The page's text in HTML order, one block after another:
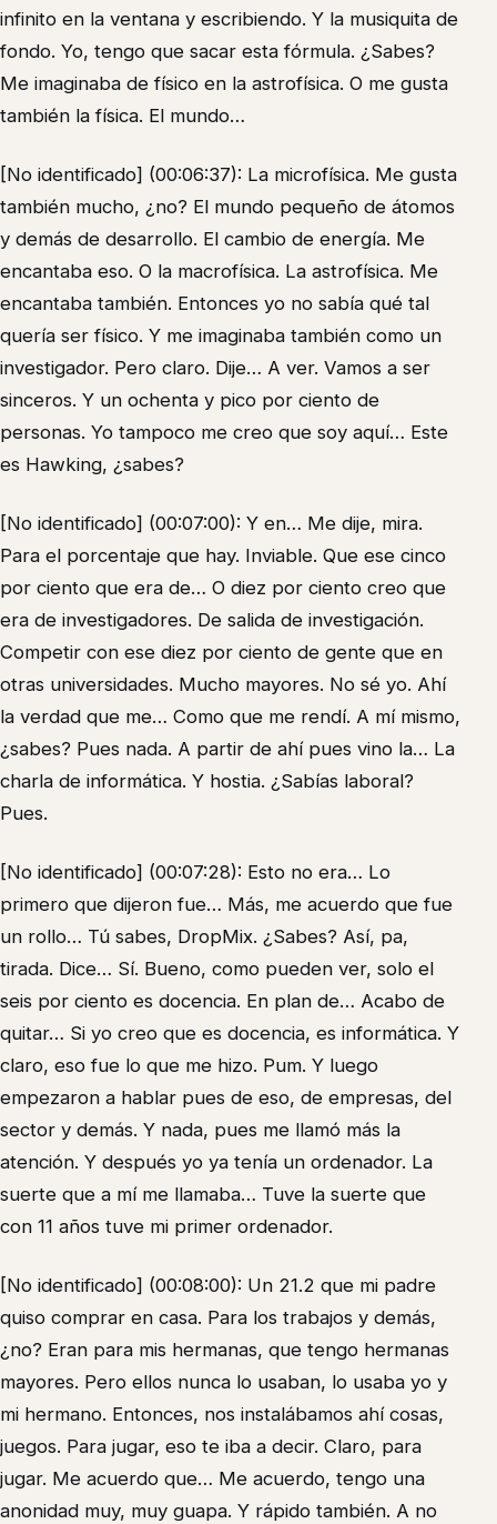
infinito en la ventana y escribiendo. Y la musiquita de
fondo. Yo, tengo que sacar esta fórmula. ¿Sabes?
Me imaginaba de físico en la astrofísica. O me gusta
también la física. El mundo…
[No identificado] (00:06:37): La microfísica. Me gusta
también mucho, ¿no? El mundo pequeño de átomos
y demás de desarrollo. El cambio de energía. Me
encantaba eso. O la macrofísica. La astrofísica. Me
encantaba también. Entonces yo no sabía qué tal
quería ser físico. Y me imaginaba también como un
investigador. Pero claro. Dije… A ver. Vamos a ser
sinceros. Y un ochenta y pico por ciento de
personas. Yo tampoco me creo que soy aquí… Este
es Hawking, ¿sabes?
[No identificado] (00:07:00): Y en… Me dije, mira.
Para el porcentaje que hay. Inviable. Que ese cinco
por ciento que era de… O diez por ciento creo que
era de investigadores. De salida de investigación.
Competir con ese diez por ciento de gente que en
otras universidades. Mucho mayores. No sé yo. Ahí
la verdad que me… Como que me rendí. A mí mismo,
¿sabes? Pues nada. A partir de ahí pues vino la… La
charla de informática. Y hostia. ¿Sabías laboral?
Pues.
[No identificado] (00:07:28): Esto no era… Lo
primero que dijeron fue… Más, me acuerdo que fue
un rollo… Tú sabes, DropMix. ¿Sabes? Así, pa,
tirada. Dice… Sí. Bueno, como pueden ver, solo el
seis por ciento es docencia. En plan de… Acabo de
quitar… Si yo creo que es docencia, es informática. Y
claro, eso fue lo que me hizo. Pum. Y luego
empezaron a hablar pues de eso, de empresas, del
sector y demás. Y nada, pues me llamó más la
atención. Y después yo ya tenía un ordenador. La
suerte que a mí me llamaba… Tuve la suerte que
con 11 años tuve mi primer ordenador.
[No identificado] (00:08:00): Un 21.2 que mi padre
quiso comprar en casa. Para los trabajos y demás,
¿no? Eran para mis hermanas, que tengo hermanas
mayores. Pero ellos nunca lo usaban, lo usaba yo y
mi hermano. Entonces, nos instalábamos ahí cosas,
juegos. Para jugar, eso te iba a decir. Claro, para
jugar. Me acuerdo que… Me acuerdo, tengo una
anonidad muy, muy guapa. Y rápido también. A no